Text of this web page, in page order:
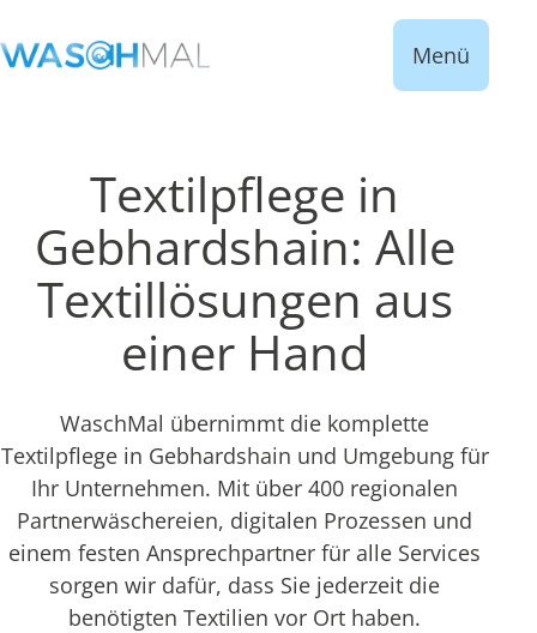
Menü
Textilpflege in
Gebhardshain: Alle
Textillösungen aus
einer Hand
WaschMal übernimmt die komplette
Textilpflege in Gebhardshain und Umgebung für
Ihr Unternehmen. Mit über 400 regionalen
Partnerwäschereien, digitalen Prozessen und
einem festen Ansprechpartner für alle Services
sorgen wir dafür, dass Sie jederzeit die
benötigten Textilien vor Ort haben.